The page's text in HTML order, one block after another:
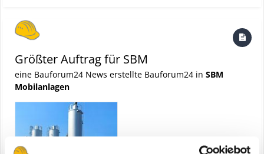
Größter Auftrag für SBM
eine Bauforum24 News erstellte Bauforum24 in SBM
Mobilanlagen